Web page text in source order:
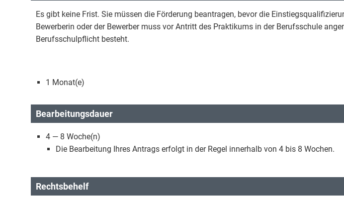
Es gibt keine Frist. Sie müssen die Förderung beantragen, bevor die
Bewerberin oder der Bewerber muss vor Antritt des Praktikums in der Berufsschule
Berufsschulpflicht besteht.
1 Monat(e)
Bearbeitungsdauer
4 — 8 Woche(n)
Die Bearbeitung Ihres Antrags erfolgt in der Regel innerhalb von 4 bis 8 Wochen.
Rechtsbehelf